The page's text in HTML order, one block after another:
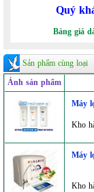
Quý
Bảng giá
Sản phẩm cùng loại
Ảnh sản phẩm
Máy
Kho
Máy
Kho